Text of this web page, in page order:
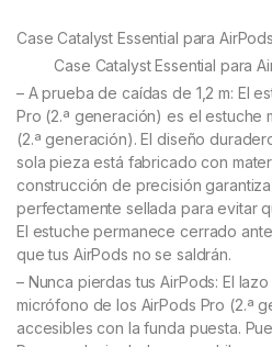
ratings
Case Catalyst Essential para
Case Catalyst Essential para
– A prueba de caídas de 1,2 m: El
Pro (2.ª generación) es el estuche
(2.ª generación). El diseño
sola pieza está fabricado con
construcción de precisión
perfectamente sellada para evitar
El estuche permanece cerrado
que tus AirPods no se saldrán.
– Nunca pierdas tus AirPods: El
micrófono de los AirPods Pro (2.ª
accesibles con la funda puesta.